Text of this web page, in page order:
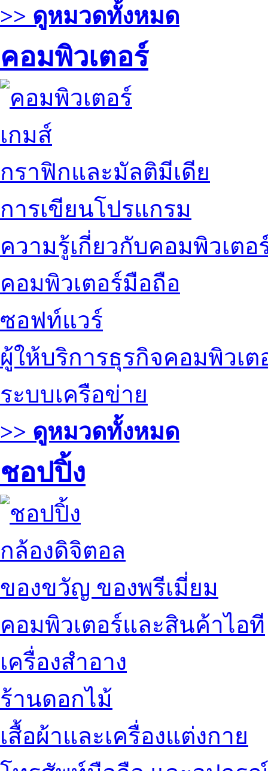
>> ดูหมวดทั้งหมด
คอมพิวเตอร์
เกมส์
กราฟิกและมัลติมีเดีย
การเขียนโปรแกรม
ความรู้เกี่ยวกับคอมพิวเตอ
คอมพิวเตอร์มือถือ
ซอฟท์แวร์
ผู้ให้บริการธุรกิจคอมพิวเต
ระบบเครือข่าย
>> ดูหมวดทั้งหมด
ชอปปิ้ง
กล้องดิจิตอล
ของขวัญ ของพรีเมี่ยม
คอมพิวเตอร์และสินค้าไอที
เครื่องสำอาง
ร้านดอกไม้
เสื้อผ้าและเครื่องแต่งกาย